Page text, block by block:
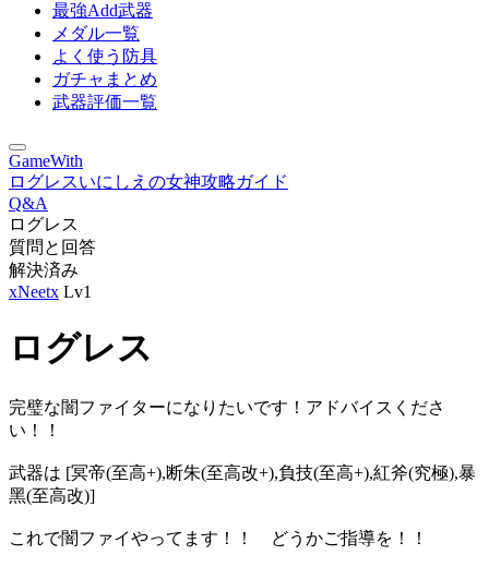
最強Add武器
メダル一覧
よく使う防具
ガチャまとめ
武器評価一覧
GameWith
ログレスいにしえの女神攻略ガイド
Q&A
ログレス
質問と回答
解決済み
xNeetx Lv1
ログレス
完璧な闇ファイターになりたいです！アドバイスくださ
い！！
武器は [冥帝(至高+),断朱(至高改+),負技(至高+),紅斧(究極),暴
黑(至高改)]
これで闇ファイやってます！！ どうかご指導を！！